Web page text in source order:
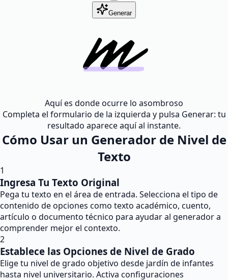
Generar
Aquí es donde ocurre lo asombroso
Completa el formulario de la izquierda y pulsa Generar: tu
resultado aparece aquí al instante.
Cómo Usar un Generador de Nivel de
Texto
1
Ingresa Tu Texto Original
Pega tu texto en el área de entrada. Selecciona el tipo de
contenido de opciones como texto académico, cuento,
artículo o documento técnico para ayudar al generador a
comprender mejor el contexto.
2
Establece las Opciones de Nivel de Grado
Elige tu nivel de grado objetivo desde jardín de infantes
hasta nivel universitario. Activa configuraciones